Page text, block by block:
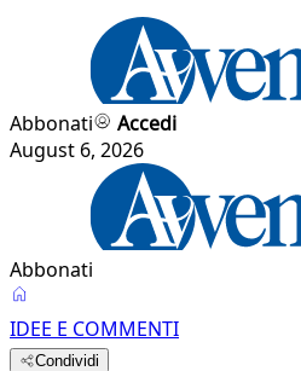
Abbonati
Accedi
August 6, 2026
Abbonati
IDEE E COMMENTI
Condividi